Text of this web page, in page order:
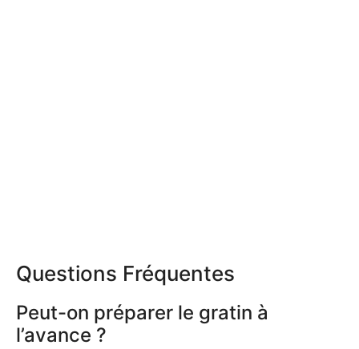
Questions Fréquentes
Peut-on préparer le gratin à
l’avance ?